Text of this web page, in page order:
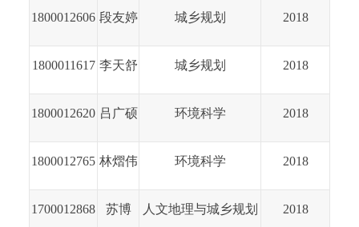
1800012606 段友婷 城乡规划 2018
1800011617 李天舒 城乡规划 2018
1800012620 吕广硕 环境科学 2018
1800012765 林熠伟 环境科学 2018
1700012868 苏博 人文地理与城乡规划 2018